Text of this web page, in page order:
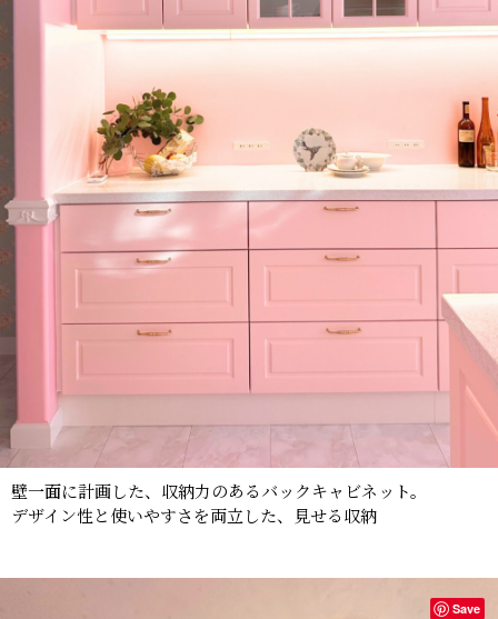
壁一面に計画した、収納力のあるバックキャビネット。
デザイン性と使いやすさを両立した、見せる収納
Save